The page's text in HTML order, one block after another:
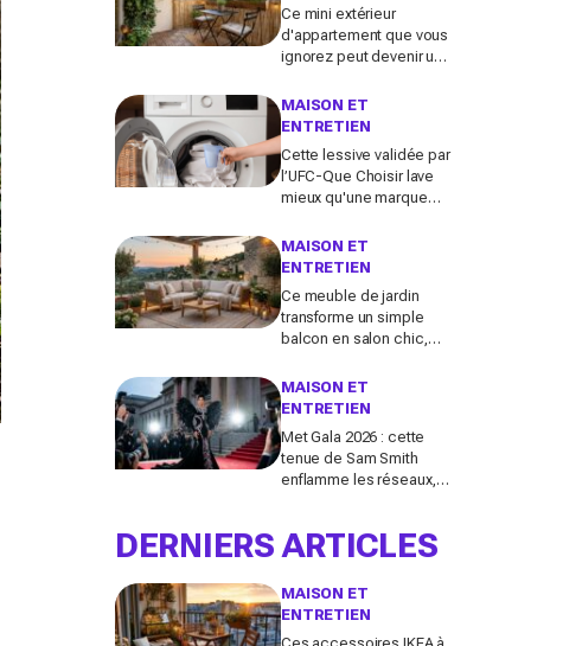
Ce mini extérieur
d'appartement que vous
ignorez peut devenir un
futées pour le
transformer dès ce
MAISON ET
ENTRETIEN
Cette lessive validée par
l’UFC-Que Choisir lave
mieux qu'une marque
coûte deux fois moins
cher par lavage
MAISON ET
ENTRETIEN
Ce meuble de jardin
transforme un simple
balcon en salon chic,
Français le choisissent à
côté de la plaque
MAISON ET
ENTRETIEN
Met Gala 2026 : cette
tenue de Sam Smith
enflamme les réseaux,
polémique inattendue
DERNIERS ARTICLES
MAISON ET
ENTRETIEN